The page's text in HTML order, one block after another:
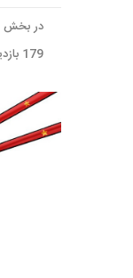
در بخش
179 بازدید